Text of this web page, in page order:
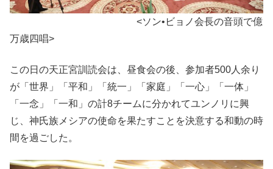
<ソン•ビョノ会長の音頭で億
万歳四唱>
この日の天正宮訓読会は、昼食会の後、参加者500人余り
が「世界」「平和」「統一」「家庭」「一心」「一体」
「一念」「一和」の計8チームに分かれてユンノリに興
じ、神氏族メシアの使命を果たすことを決意する和動の時
間を過ごした。